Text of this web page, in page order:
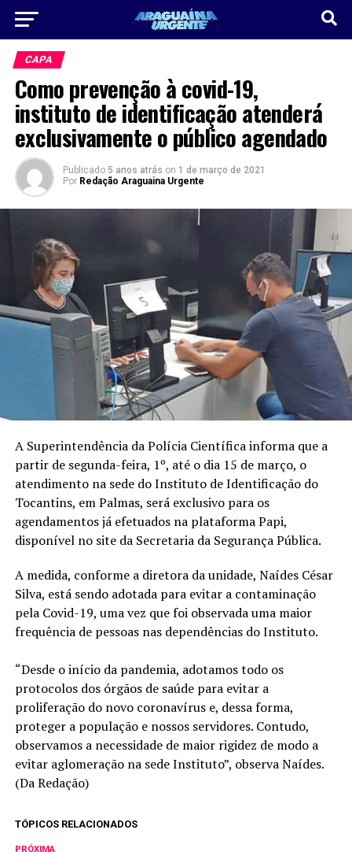
CAPA
Como prevenção à covid-19,
instituto de identificação atenderá
exclusivamente o público agendado
Publicado 5 anos atrás on 1 de março de 2021
Por Redação Araguaina Urgente
A Superintendência da Polícia Científica informa que a
partir de segunda-feira, 1º, até o dia 15 de março, o
atendimento na sede do Instituto de Identificação do
Tocantins, em Palmas, será exclusivo para os
agendamentos já efetuados na plataforma Papi,
disponível no site da Secretaria da Segurança Pública.
A medida, conforme a diretora da unidade, Naídes César
Silva, está sendo adotada para evitar a contaminação
pela Covid-19, uma vez que foi observada uma maior
frequência de pessoas nas dependências do Instituto.
“Desde o início da pandemia, adotamos todo os
protocolos dos órgãos de saúde para evitar a
proliferação do novo coronavírus e, dessa forma,
proteger a população e nossos servidores. Contudo,
observamos a necessidade de maior rigidez de modo a
evitar aglomeração na sede Instituto”, observa Naídes.
(Da Redação)
TÓPICOS RELACIONADOS
PRÓXIMA